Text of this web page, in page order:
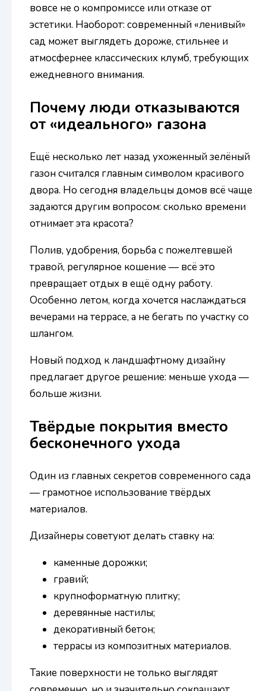
вовсе не о компромиссе или отказе от
эстетики. Наоборот: современный «ленивый»
сад может выглядеть дороже, стильнее и
атмосфернее классических клумб, требующих
ежедневного внимания.
Почему люди отказываются
от «идеального» газона
Ещё несколько лет назад ухоженный зелёный
газон считался главным символом красивого
двора. Но сегодня владельцы домов всё чаще
задаются другим вопросом: сколько времени
отнимает эта красота?
Полив, удобрения, борьба с пожелтевшей
травой, регулярное кошение — всё это
превращает отдых в ещё одну работу.
Особенно летом, когда хочется наслаждаться
вечерами на террасе, а не бегать по участку со
шлангом.
Новый подход к ландшафтному дизайну
предлагает другое решение: меньше ухода —
больше жизни.
Твёрдые покрытия вместо
бесконечного ухода
Один из главных секретов современного сада
— грамотное использование твёрдых
материалов.
Дизайнеры советуют делать ставку на:
каменные дорожки;
гравий;
крупноформатную плитку;
деревянные настилы;
декоративный бетон;
террасы из композитных материалов.
Такие поверхности не только выглядят